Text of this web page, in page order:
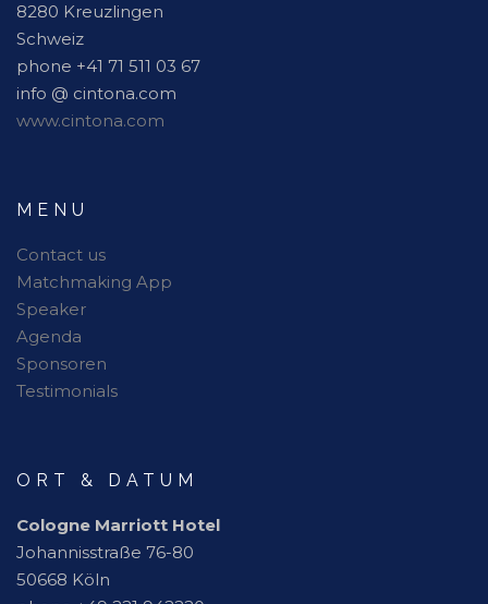
8280 Kreuzlingen
Schweiz
phone +41 71 511 03 67
info @ cintona.com
www.cintona.com
MENU
Contact us
Matchmaking App
Speaker
Agenda
Sponsoren
Testimonials
ORT & DATUM
Cologne Marriott Hotel
Johannisstraße 76-80
50668 Köln